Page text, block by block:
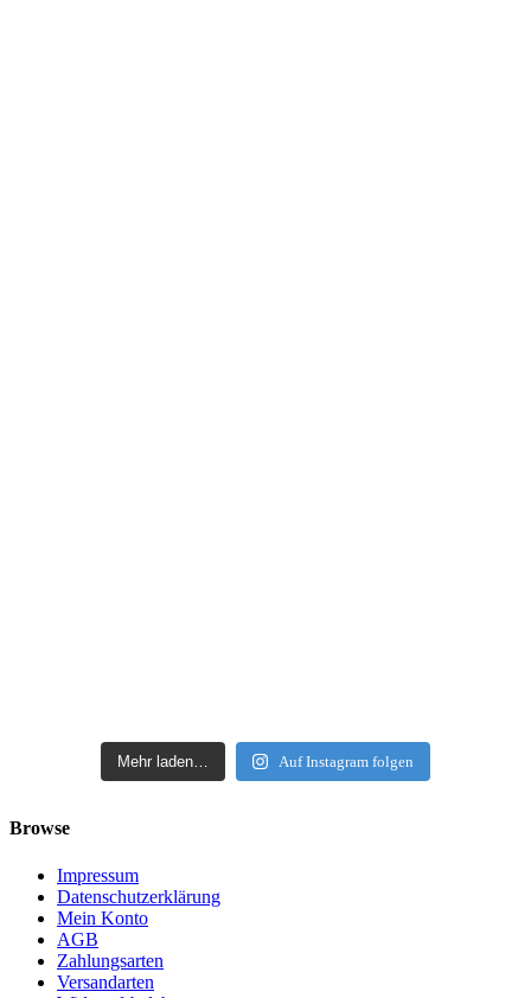
Mehr laden… Auf Instagram folgen
Browse
Impressum
Datenschutzerklärung
Mein Konto
AGB
Zahlungsarten
Versandarten